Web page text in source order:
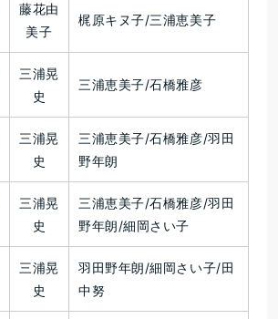
藤花由
美子
梶原キヌ子/三浦恵美子
三浦晃
史
三浦恵美子/石橋雅彦
三浦晃
史
三浦恵美子/石橋雅彦/羽田
野年朗
三浦晃
史
三浦恵美子/石橋雅彦/羽田
野年朗/細岡さい子
三浦晃
史
羽田野年朗/細岡さい子/田
中努